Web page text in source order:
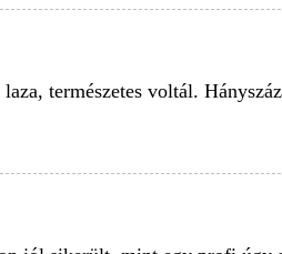
természetes voltál.